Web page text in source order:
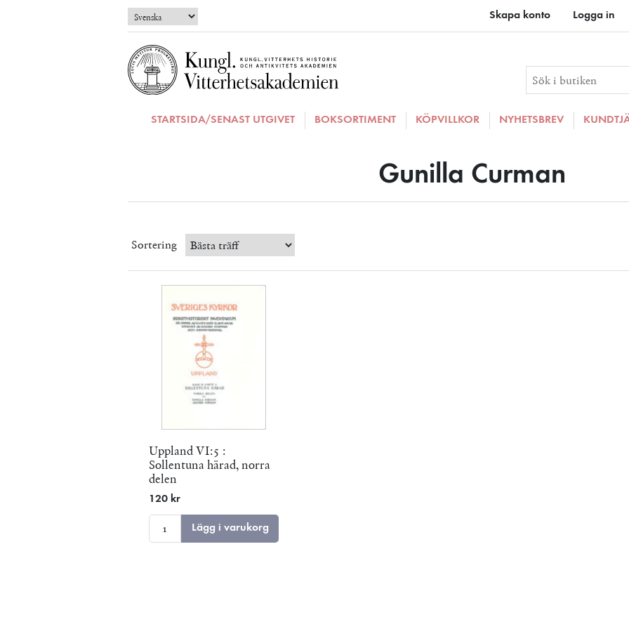
Skapa konto Logga in
STARTSIDA/SENAST UTGIVET BOKSORTIMENT KÖPVILLKOR NYHETSBREV
Gunilla Curman
Sortering
Uppland VI:5 :
Sollentuna härad, norra
delen
120 kr
Lägg i varukorg